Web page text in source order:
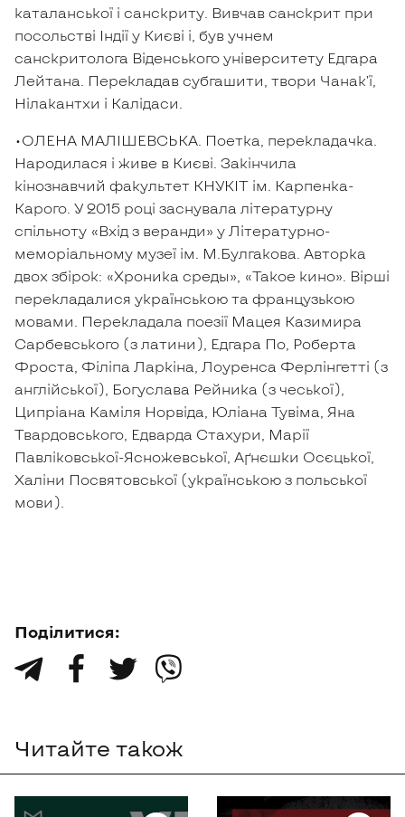
каталанської і санскриту. Вивчав санскрит при
посольстві Індії у Києві і, був учнем
санскритолога Віденського університету Едгара
Лейтана. Перекладав субгашити, твори Чанак’ї,
Нілакантхи і Калідаси.
•ОЛЕНА МАЛІШЕВСЬКА. Поетка, перекладачка.
Народилася і живе в Києві. Закінчила
кінознавчий факультет КНУКІТ ім. Карпенка-
Карого. У 2015 році заснувала літературну
спільноту «Вхід з веранди» у Літературно-
меморіальному музеї ім. М.Булгакова. Авторка
двох збірок: «Хроника среды», «Такое кино». Вірші
перекладалися українською та французькою
мовами. Перекладала поезії Мацея Казимира
Сарбевського (з латини), Едгара По, Роберта
Фроста, Філіпа Ларкіна, Лоуренса Ферлінгетті (з
англійської), Богуслава Рейника (з чеської),
Ципріана Каміля Норвіда, Юліана Тувіма, Яна
Твардовського, Едварда Стахури, Марії
Павліковської-Ясножевської, Аґнєшки Осєцької,
Халіни Посвятовської (українською з польської
мови).
Поділитися:
󰀙 󰀃 󰀚 󰀔
Читайте також